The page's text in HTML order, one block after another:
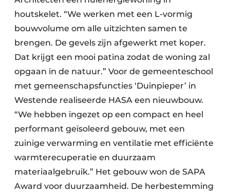
houtskelet. “We werken met een L-vormig
bouwvolume om alle uitzichten samen te
brengen. De gevels zijn afgewerkt met koper.
Dat krijgt een mooi patina zodat de woning zal
opgaan in de natuur.” Voor de gemeenteschool
met gemeenschapsfuncties ‘Duinpieper’ in
Westende realiseerde HASA een nieuwbouw.
“We hebben ingezet op een compact en heel
performant geïsoleerd gebouw, met een
zuinige verwarming en ventilatie met efficiënte
warmterecuperatie en duurzaam
materiaalgebruik.” Het gebouw won de SAPA
Award voor duurzaamheid. De herbestemming